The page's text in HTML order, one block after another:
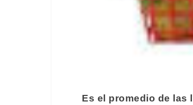
Es el promedio de las